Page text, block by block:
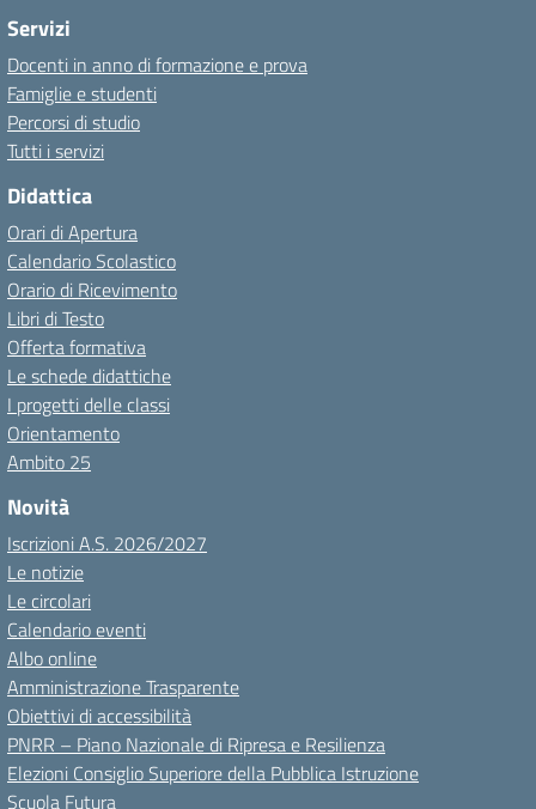
Servizi
Docenti in anno di formazione e prova
Famiglie e studenti
Percorsi di studio
Tutti i servizi
Didattica
Orari di Apertura
Calendario Scolastico
Orario di Ricevimento
Libri di Testo
Offerta formativa
Le schede didattiche
I progetti delle classi
Orientamento
Ambito 25
Novità
Iscrizioni A.S. 2026/2027
Le notizie
Le circolari
Calendario eventi
Albo online
Amministrazione Trasparente
Obiettivi di accessibilità
PNRR – Piano Nazionale di Ripresa e Resilienza
Elezioni Consiglio Superiore della Pubblica Istruzione
Scuola Futura